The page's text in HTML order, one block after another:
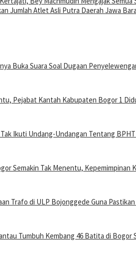
Jumlah Atlet Asli Putra Daerah Jawa
Buka Suara Soal Dugaan
Pejabat Kantah Kabupaten Bogor 1
Ikuti Undang-Undangan Tentang
Semakin Tak Menentu, Kepemimpinan
Trafo di ULP Bojonggede Guna
Tumbuh Kembang 46 Batita di Bogor